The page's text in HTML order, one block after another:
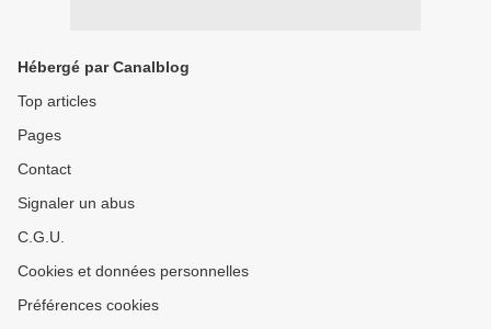
Hébergé par Canalblog
Top articles
Pages
Contact
Signaler un abus
C.G.U.
Cookies et données personnelles
Préférences cookies